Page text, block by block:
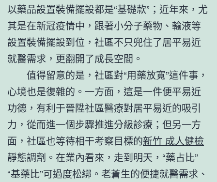
以藥品設置裝備擺設都是“基礎款”；近年來，尤
其是在新冠疫情中，跟著小分子藥物、輸液等
設置裝備擺設到位，社區不只兜住了居平易近
就醫需求，更翻開了成長空間。
值得留意的是，社區對“用藥放寬”這件事，
心境也是復雜的。一方面，這是一件便平易近
功德，有利于晉陞社區醫療對居平易近的吸引
力，從而進一個步驟推進分級診療；但另一方
面，社區也等待相干考察目標的新竹 成人健檢
靜態調劑。在業內看來，走到明天，“藥占比”
“基藥比”可過度松綁。老蒼生的便捷就醫需求、